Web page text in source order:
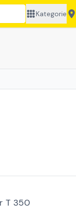
Kategorie
T 350